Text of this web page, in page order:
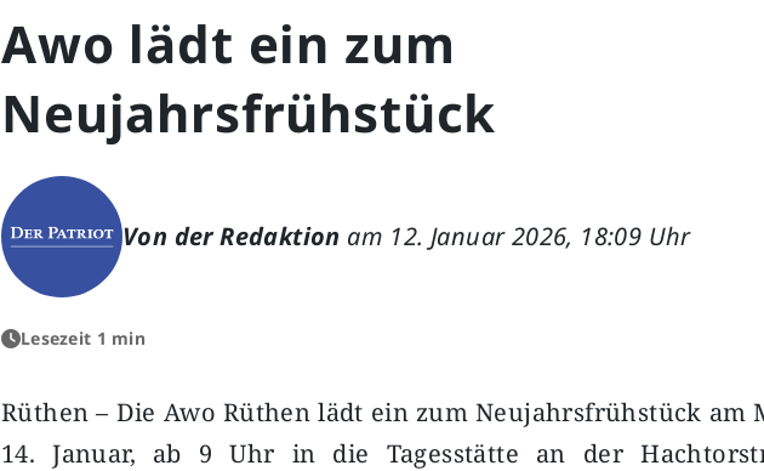
Awo lädt ein zum
Neujahrsfrühstück
Von der Redaktion am 12. Januar 2026, 18:09 Uhr
Lesezeit 1 min
Rüthen – Die Awo Rüthen lädt ein zum Neujahrsfrühstück am
14. Januar, ab 9 Uhr in die Tagesstätte an der